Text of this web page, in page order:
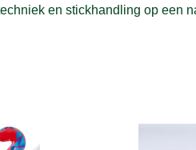
en stickhandling op een